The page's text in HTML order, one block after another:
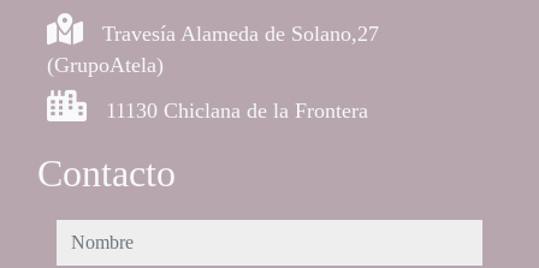
Travesía Alameda de Solano,27
(GrupoAtela)
11130 Chiclana de la Frontera
Contacto
nombre